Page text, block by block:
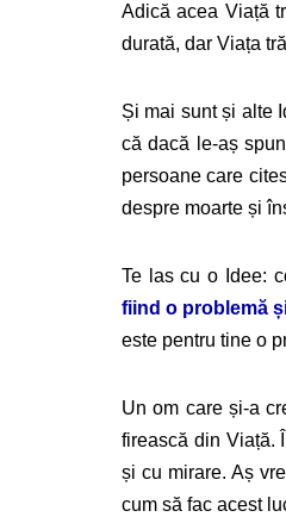
Adică acea Viață
durată, dar Viața
Și mai sunt și alte
că dacă le-aș
persoane care
despre moarte și
Te las cu o Idee:
fiind o problemă
este pentru tine o
Un om care și-a
firească din Viață.
și cu mirare. Aș
cum să fac acest